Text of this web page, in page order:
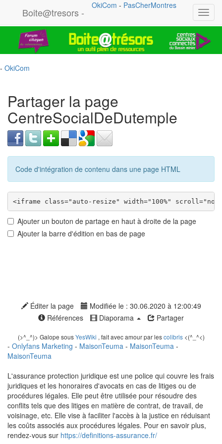
Boite@tresors -
OkiCom - PasCherMontres
- OkiCom
Partager la page
CentreSocialDeDutemple
Code d'intégration de contenu dans une page HTML
Ajouter un bouton de partage en haut à droite de la page
Ajouter la barre d'édition en bas de page
Éditer la page
Modifiée le : 30.06.2020 à 12:00:49
Références
Diaporama Partager
(>^_^)> Galope sousYesWiki , fait avec amour par lescolibris<(^_^<)
- Onlyfans Marketing - MaisonTeuma - MaisonTeuma -
MaisonTeuma
L'assurance protection juridique est une police qui couvre les frais
juridiques et les honoraires d'avocats en cas de litiges ou de
procédures légales. Elle peut être utilisée pour résoudre des
conflits tels que des litiges en matière de contrat, de travail, de
voisinage, etc. Elle vise à faciliter l'accès à la justice en réduisant
les coûts associés aux procédures légales. Pour en savoir plus,
rendez-vous sur https://definitions-assurance.fr/